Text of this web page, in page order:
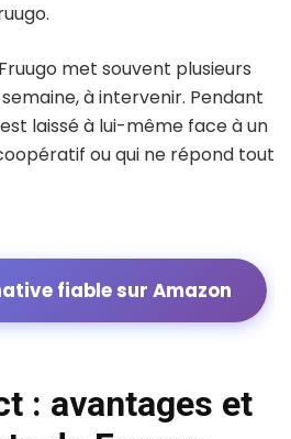
met souvent plusieurs
semaine, à intervenir. Pendant
laissé à lui-même face à un
ou qui ne répond tout
fiable sur Amazon
: avantages et